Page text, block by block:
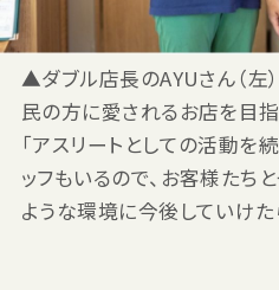
▲ダブル店長のAYUさん（左
民の方に愛されるお店を目指
「アスリートとしての活動を
ッフもいるので、お客様たち
ような環境に今後していけた